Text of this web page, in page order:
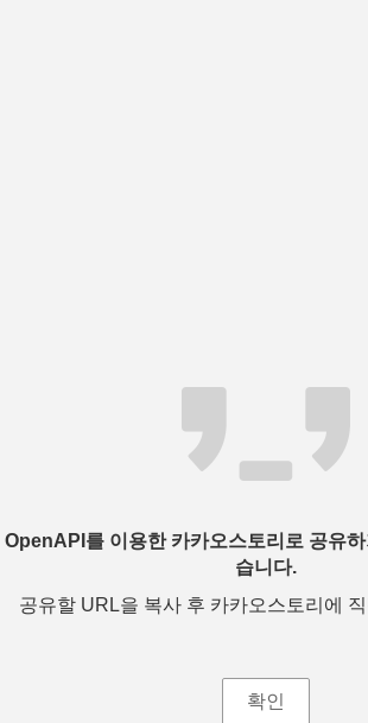
OpenAPI를 이용한 카카오스토리로 공유
습니다.
공유할 URL을 복사 후 카카오스토리에
확인